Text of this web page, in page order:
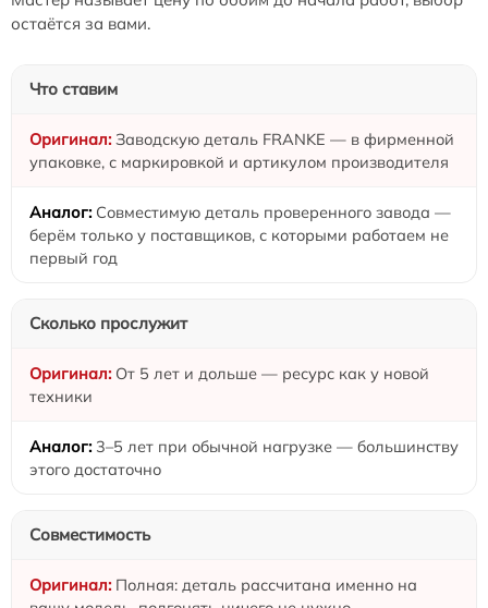
остаётся за вами.
Что ставим
Заводскую деталь FRANKE — в фирменной
упаковке, с маркировкой и артикулом производителя
Совместимую деталь проверенного завода —
берём только у поставщиков, с которыми работаем не
первый год
Сколько прослужит
От 5 лет и дольше — ресурс как у новой
техники
3–5 лет при обычной нагрузке — большинству
этого достаточно
Совместимость
Полная: деталь рассчитана именно на